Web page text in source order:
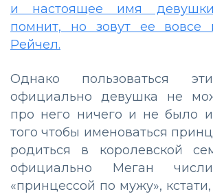
и настоящее имя
помнит, но зовут ее вовсе
Рейчел.
Однако пользоваться
официально девушка не
про него ничего и не было
того чтобы именоваться
родиться в королевской
официально Меган
«принцессой по мужу»,